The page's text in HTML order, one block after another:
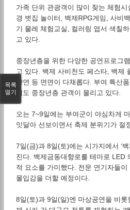
가족 단위 관광객이 많이 찾는 체험
경 볏집 놀이터, 백제RPG게임, 사비
기 물레 체험교실, 컬러링 엽서 색칠
고 있다.
중장년층을 위한 다양한 공연프로그
고 있다. 백제 사비천도 페스타, 백제
향연 등 면면이 다채롭다. 부여 특산
에도 중장년층 관객이 몰리고 있다.
오는 7~9일에는 부여군이 야심차게
잇달아 선보이면서 축제 분위기가 절
7일(금)과 8일(토)에는 시가지에서 ‘
진다. 백제금동대향로를 테마로 LED
적 요소를 가미했다. 전문 연기자들
몰입감을 더할 예정이다.
8일(토)과 9일(일)엔 마상공연을 비롯
목록
열기